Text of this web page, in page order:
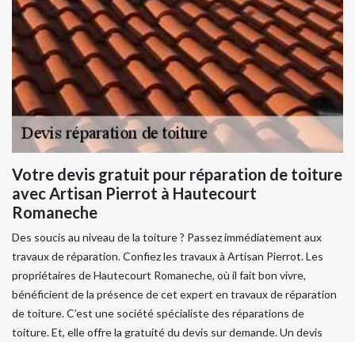
Votre devis gratuit pour réparation de toiture
avec Artisan Pierrot à Hautecourt
Romaneche
Des soucis au niveau de la toiture ? Passez immédiatement aux
travaux de réparation. Confiez les travaux à Artisan Pierrot. Les
propriétaires de Hautecourt Romaneche, où il fait bon vivre,
bénéficient de la présence de cet expert en travaux de réparation
de toiture. C’est une société spécialiste des réparations de
toiture. Et, elle offre la gratuité du devis sur demande. Un devis